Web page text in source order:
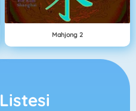
Mahjong 2
Listesi